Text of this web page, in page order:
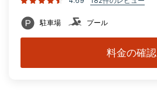
駐車場 プール
料金の確認